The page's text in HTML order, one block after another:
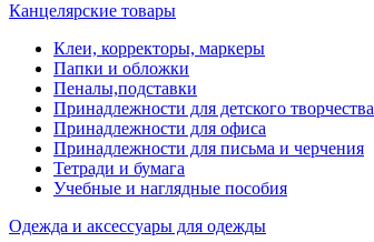
Канцелярские товары
Клеи, корректоры, маркеры
Папки и обложки
Пеналы,подставки
Принадлежности для детского творчества
Принадлежности для офиса
Принадлежности для письма и черчения
Тетради и бумага
Учебные и наглядные пособия
Одежда и аксессуары для одежды